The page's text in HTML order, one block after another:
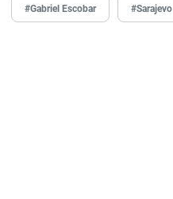
#Gabriel Escobar #Sarajevo